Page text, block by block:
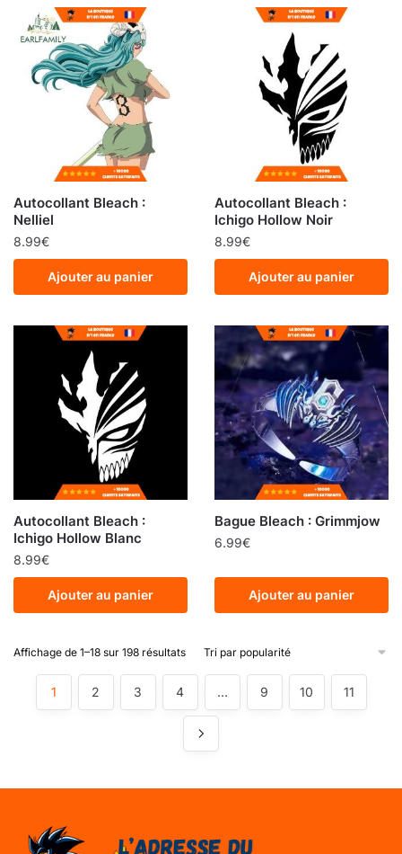
Autocollant Bleach :
Nelliel
8.99€
Ajouter au panier
Autocollant Bleach :
Ichigo Hollow Noir
8.99€
Ajouter au panier
Autocollant Bleach :
Ichigo Hollow Blanc
8.99€
Ajouter au panier
Bague Bleach : Grimmjow
6.99€
Ajouter au panier
Affichage de 1–18 sur 198 résultats
1 2 3 4 … 9 10 11